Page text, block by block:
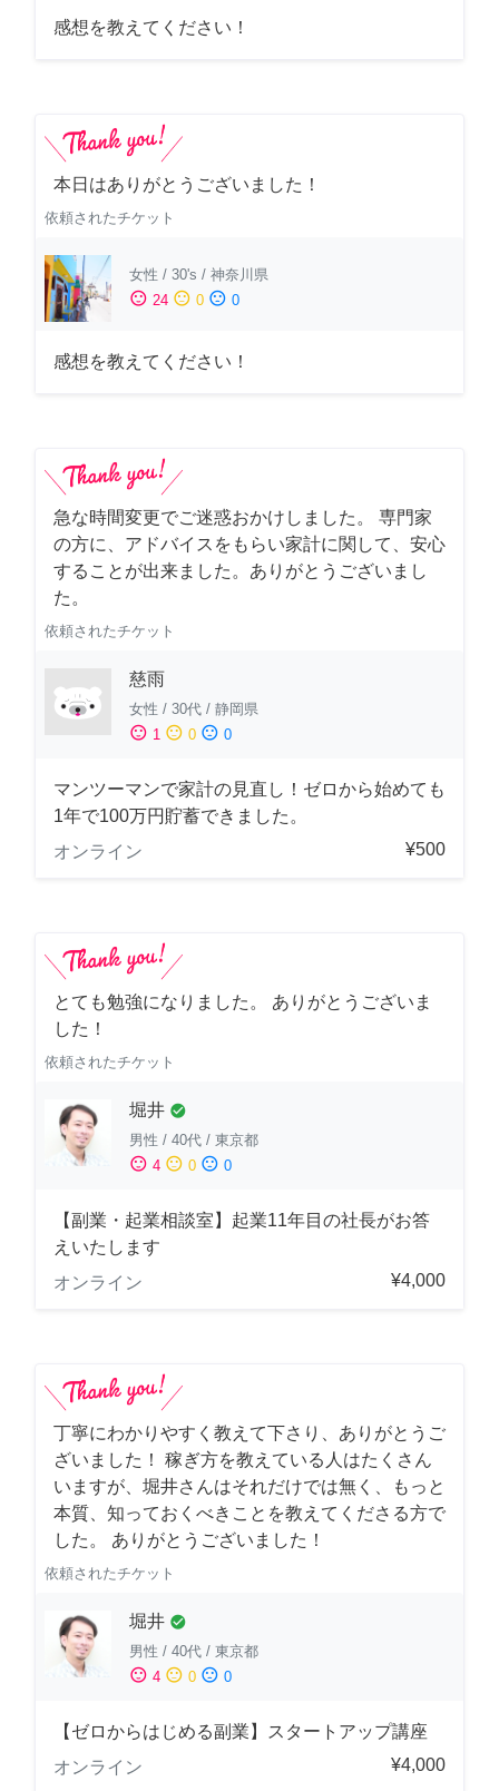
感想を教えてください！
本日はありがとうございました！
依頼されたチケット
女性 / 30's / 神奈川県
sentiment_satisfied 24 sentiment_neutral 0 sentiment_dissatisfied 0
感想を教えてください！
急な時間変更でご迷惑おかけしました。 専門家
の方に、アドバイスをもらい家計に関して、安心
することが出来ました。ありがとうございまし
た。
依頼されたチケット
慈雨
女性 / 30代 / 静岡県
sentiment_satisfied 1 sentiment_neutral 0 sentiment_dissatisfied 0
マンツーマンで家計の見直し！ゼロから始めても
1年で100万円貯蓄できました。
オンライン
¥500
とても勉強になりました。 ありがとうございま
した！
依頼されたチケット
堀井 check_circle
男性 / 40代 / 東京都
sentiment_satisfied 4 sentiment_neutral 0 sentiment_dissatisfied 0
【副業・起業相談室】起業11年目の社長がお答
えいたします
オンライン
¥4,000
丁寧にわかりやすく教えて下さり、ありがとうご
ざいました！ 稼ぎ方を教えている人はたくさん
いますが、堀井さんはそれだけでは無く、もっと
本質、知っておくべきことを教えてくださる方で
した。 ありがとうございました！
依頼されたチケット
堀井 check_circle
男性 / 40代 / 東京都
sentiment_satisfied 4 sentiment_neutral 0 sentiment_dissatisfied 0
【ゼロからはじめる副業】スタートアップ講座
オンライン
¥4,000